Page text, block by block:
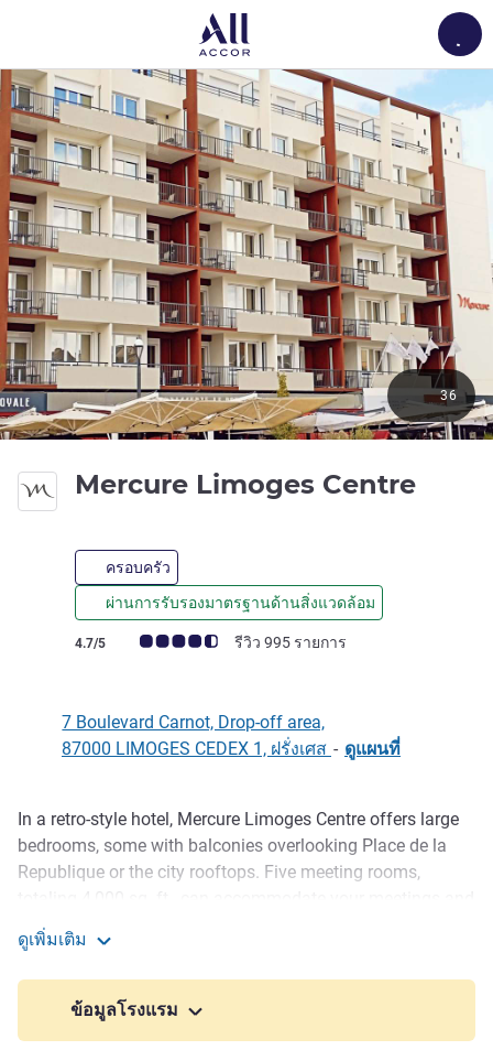
Mercure Limoges Centre4 ดาว
ครอบครัว
ผ่านการรับรองมาตรฐานด้านสิ่งแวดล้อม
คะแนนความคิดเห็นจากแขก (เรทติ้งบน ALL)
4.7/5 รีวิว 995 รายการ
36
7 Boulevard Carnot, Drop-off area,
87000 LIMOGES CEDEX 1, ฝรั่งเศส - ดูแผนที่
รายละเอียด
In a retro-style hotel, Mercure Limoges Centre offers large
bedrooms, some with balconies overlooking Place de la
Republique or the city rooftops. Five meeting rooms,
events. Enjoy regional produce at breakfast and meet us at
the bar for a drink.
Visit Saint-Étienne Cathedral and the historic medieval
district of the Boucherie. The airport is a 20-minute drive
ดูเพิ่มเติม
ข้อมูลโรงแรม